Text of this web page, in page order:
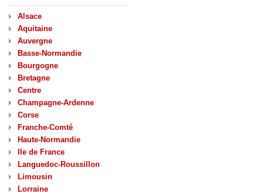
Alsace
Aquitaine
Auvergne
Basse-Normandie
Bourgogne
Bretagne
Centre
Champagne-Ardenne
Corse
Franche-Comté
Haute-Normandie
Ile de France
Languedoc-Roussillon
Limousin
Lorraine